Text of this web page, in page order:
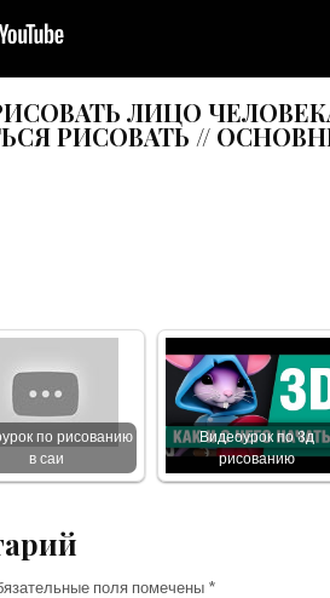
ЛИЦО
РИСОВАТЬ //
по рисованию
в саи
Видеоурок по 3д
рисованию
поля помечены *